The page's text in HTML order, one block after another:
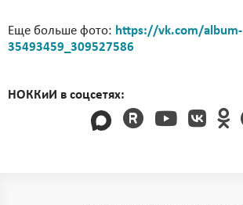
Еще больше фото: https://vk.com/album-
35493459_309527586
НОККиИ в соцсетях: